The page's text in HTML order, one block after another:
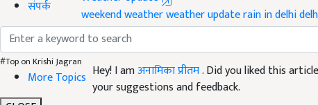
संपर्क
#Top on Krishi Jagran
More Topics
weekend weatherweather updaterain in delhi
Like this article?
Hey! I amअनामिका प्रीतम. Did you liked this
your suggestions and feedback.